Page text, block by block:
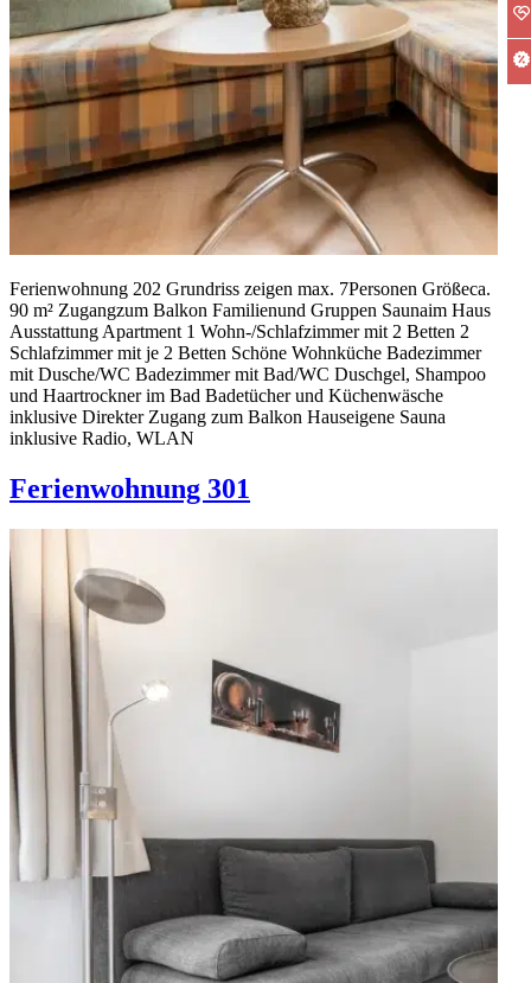
Ferienwohnung 202 Grundriss zeigen max. 7Personen Größeca.
90 m² Zugangzum Balkon Familienund Gruppen Saunaim Haus
Ausstattung Apartment 1 Wohn-/Schlafzimmer mit 2 Betten 2
Schlafzimmer mit je 2 Betten Schöne Wohnküche Badezimmer
mit Dusche/WC Badezimmer mit Bad/WC Duschgel, Shampoo
und Haartrockner im Bad Badetücher und Küchenwäsche
inklusive Direkter Zugang zum Balkon Hauseigene Sauna
inklusive Radio, WLAN
Ferienwohnung 301